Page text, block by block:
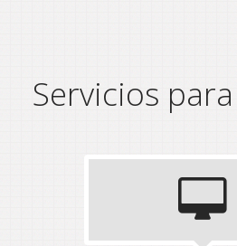
Servicios para